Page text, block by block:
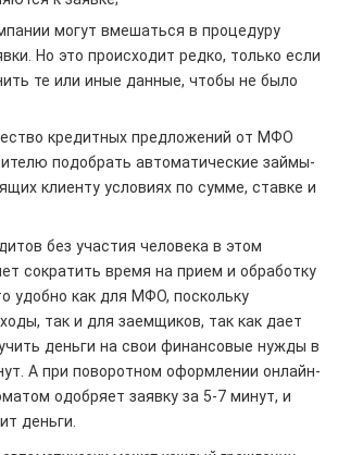
могут вмешаться в процедуру
Но это происходит редко, только если
те или иные данные, чтобы не было
кредитных предложений от МФО
подобрать автоматические займы-
клиенту условиях по сумме, ставке и
без участия человека в этом
сократить время на прием и обработку
удобно как для МФО, поскольку
так и для заемщиков, так как дает
деньги на свои финансовые нужды в
А при поворотном оформлении онлайн-
одобряет заявку за 5-7 минут, и
деньги.